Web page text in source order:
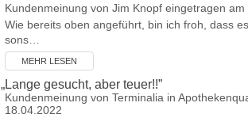
Kundenmeinung von Jim Knopf eingetragen am
Wie bereits oben angeführt, bin ich froh, dass
sons…
MEHR LESEN
„Lange gesucht, aber teuer!!”
Kundenmeinung von Terminalia in
18.04.2022